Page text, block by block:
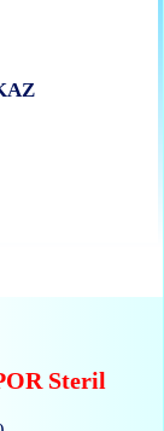
Steril